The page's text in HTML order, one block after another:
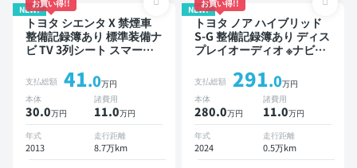
NEW!
お買い得!!
トヨタ シエンタ X 禁煙車
整備記録簿あり 標準装備ナ
ビ TV 3列シート スマート
り
支払総額 41.0万円
本体
30.0万円
諸費用
11.0万円
年式
2013
走行距離
8.7万km
NEW!
お買い得!!
トヨタ ノア ハイブリッド
S-G 整備記録簿あり ディス
プレイオーディオ ※ナビキ
ズ 3列シート スマートキー
バックモニター ドライブレ
コーダー 衝突軽減 7人乗り
支払総額 291.0万円
本体
280.0万円
諸費用
11.0万円
年式
2024
走行距離
0.5万km